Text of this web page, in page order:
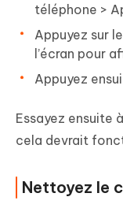
téléphone >
Appuyez sur
l’écran pour
Appuyez
Essayez ensuite
cela devrait
Nettoyez le